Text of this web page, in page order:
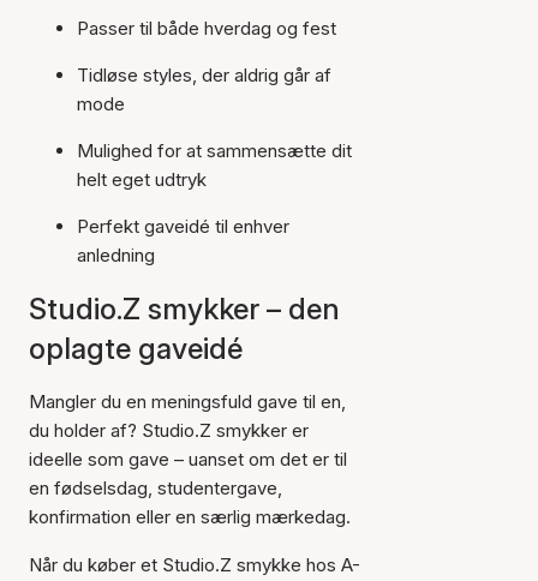
Passer til både hverdag og fest
Tidløse styles, der aldrig går af
mode
Mulighed for at sammensætte dit
helt eget udtryk
Perfekt gaveidé til enhver
anledning
Studio.Z smykker – den
oplagte gaveidé
Mangler du en meningsfuld gave til en,
du holder af? Studio.Z smykker er
ideelle som gave – uanset om det er til
en fødselsdag, studentergave,
konfirmation eller en særlig mærkedag.
Når du køber et Studio.Z smykke hos A-